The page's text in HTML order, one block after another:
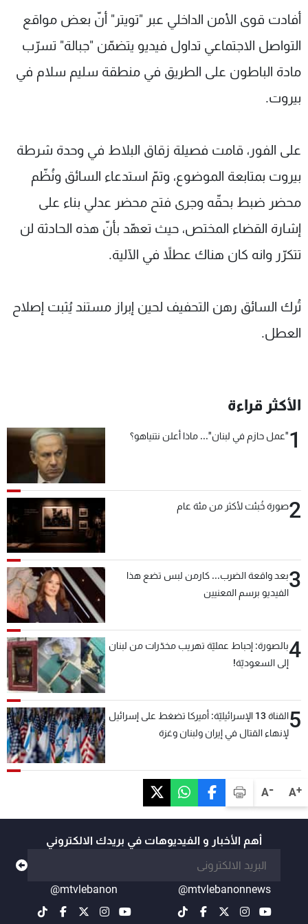
A+
A-
أفادت قوى الأمن الداخلي عبر "تويتر" أنّ بعض مواقع
التواصل الاجتماعي تداول فيديو يتضمّن "جبالة" تسرّب
مادة الباطون على الطريق في منطقة سليم سلام في
بيروت.
على الفور، قامت فصيلة زقاق البلاط في وحدة شرطة
بيروت بمتابعة الموضوع، وتمّ استدعاء السائق ونُظّم
محضر ضبط بحقّه وجرى فتح محضر عدلي بناء على
إشارة القضاء المختص، حيث تعهّد بأنّ هذه الحادثة لن
تتكرّر وانه كان هناك عطلاً في الآلية.
تُرك السائق رهن التحفيف لحين إبراز مستند يُثبت إصلاح
العطل.
الأكثر قراءة
1"عمل حازم في لبنان"... ماذا أعلن نتنياهو؟
2صورة خُبئت لأكثر من مئة عام
3بعد واقعة الضرب... كارمن لبس تضع هذا
الفيديو برسم المعنيين
4بالصورة: إحباط عمليّة تهريب مخدّرات من لبنان
إلى السعوديّة!
5
القناة 13 الإسرائيليّة: أميركا تضغط على إسرائيل
لإنهاء القتال في إيران ولبنان وغزة
أهم الأخبار و الفيديوهات في بريدك الالكتروني
@mtvlebanonnews
@mtvlebanon
شاهد البرامج
عن MTV
لاعلاناتكم
وظائف